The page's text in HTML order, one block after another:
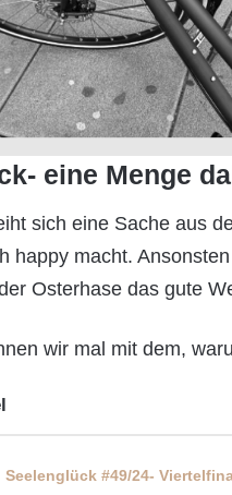
eine Menge
sich eine Sache aus
happy macht.
Osterhase das gute
wir mal mit dem,
Seelenglück #49/24-